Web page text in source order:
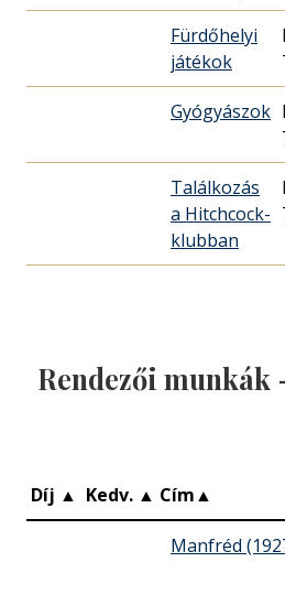
Fürdőhelyi
játékok
Gyógyászok
Találkozás
a Hitchcock-
klubban
Rendezői munkák
Díj ▲ Kedv. ▲ Cím▲
Manfréd